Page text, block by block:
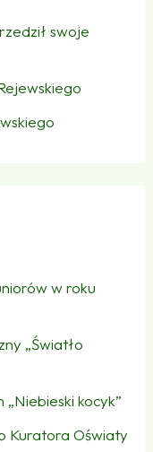
swoje
w roku
„Światło
kocyk”
Kuratora Oświaty